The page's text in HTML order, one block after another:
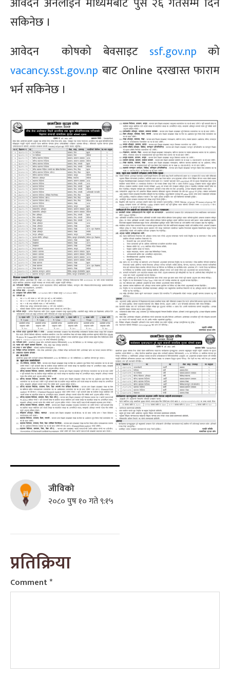
सकिनेछ ।
आवेदन कोषको बेवसाइट ssf.gov.np को
vacancy.sst.gov.np बाट Online दरखास्त फाराम
भर्न सकिनेछ ।
जीविको
२०८० पुष १० गते ९:१५
प्रतिक्रिया
Comment*